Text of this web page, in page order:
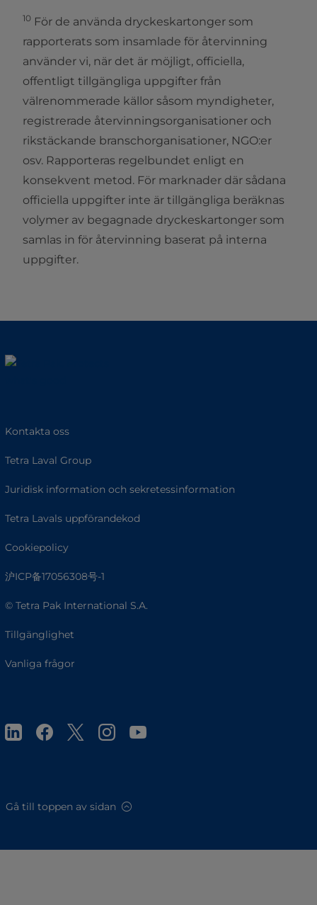
10 För de använda dryckeskartonger som
rapporterats som insamlade för återvinning
använder vi, när det är möjligt, officiella,
offentligt tillgängliga uppgifter från
välrenommerade källor såsom myndigheter,
registrerade återvinningsorganisationer och
rikstäckande branschorganisationer, NGO:er
osv. Rapporteras regelbundet enligt en
konsekvent metod. För marknader där sådana
officiella uppgifter inte är tillgängliga beräknas
volymer av begagnade dryckeskartonger som
samlas in för återvinning baserat på interna
uppgifter.
Kontakta oss
Tetra Laval Group
Juridisk information och sekretessinformation
Tetra Lavals uppförandekod
Cookiepolicy
沪ICP备17056308号-1
© Tetra Pak International S.A.
Tillgänglighet
Vanliga frågor
Gå till toppen av sidan